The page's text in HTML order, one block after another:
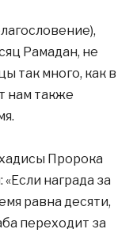
Рамадан, не
так много, как в
нам также
Пророка
награда за
равна десяти,
переходит за